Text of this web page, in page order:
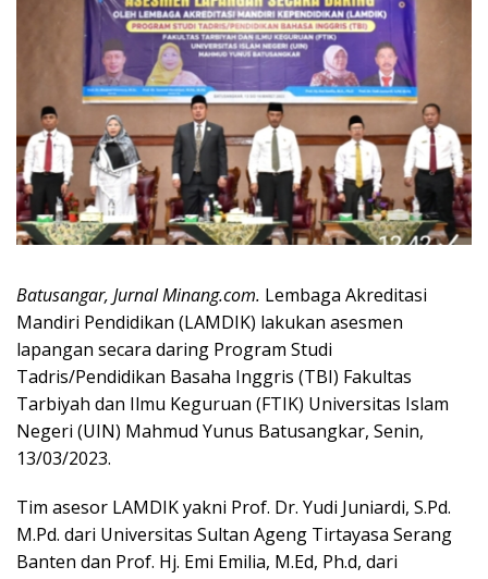
Batusangar, Jurnal Minang.com. Lembaga Akreditasi
Mandiri Pendidikan (LAMDIK) lakukan asesmen
lapangan secara daring Program Studi
Tadris/Pendidikan Basaha Inggris (TBI) Fakultas
Tarbiyah dan Ilmu Keguruan (FTIK) Universitas Islam
Negeri (UIN) Mahmud Yunus Batusangkar, Senin,
13/03/2023.
Tim asesor LAMDIK yakni Prof. Dr. Yudi Juniardi, S.Pd.
M.Pd. dari Universitas Sultan Ageng Tirtayasa Serang
Banten dan Prof. Hj. Emi Emilia, M.Ed, Ph.d, dari